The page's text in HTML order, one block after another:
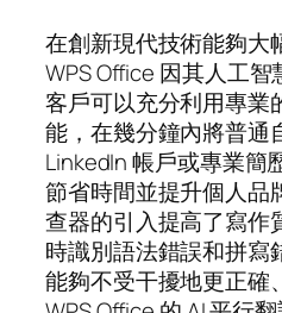
在創新現代技術能夠大
WPS Office 因其人工智
客戶可以充分利用專業
能，在幾分鐘內將普通
LinkedIn 帳戶或專業簡
節省時間並提升個人品
查器的引入提高了寫作
時識別語法錯誤和拼寫
能夠不受干擾地更正確